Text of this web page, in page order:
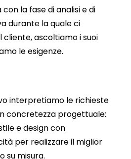
la fase di analisi e di
durante la quale ci
ascoltiamo i suoi
le esigenze.
interpretiamo le richieste
concretezza progettuale:
e design con
per realizzare il miglior
su misura.